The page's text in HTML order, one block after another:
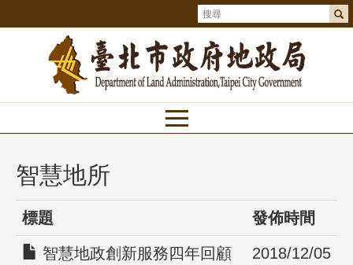
智慧地所
標題 發佈時間
智慧地政創新服務四年回顧
2018/12/05